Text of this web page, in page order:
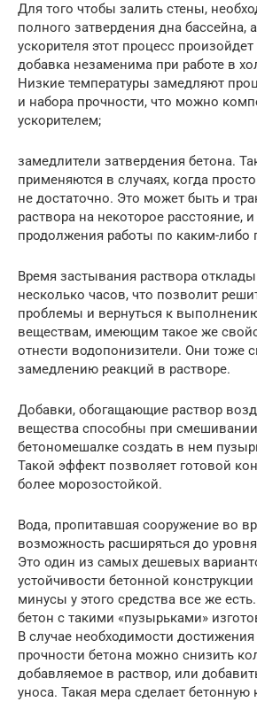
Для того чтобы залить стены,
полного затвердения дна бассейна,
ускорителя этот процесс
добавка незаменима при работе в
Низкие температуры замедляют
и набора прочности, что можно
ускорителем;
замедлители затвердения бетона.
применяются в случаях, когда
не достаточно. Это может быть и
раствора на некоторое расстояние,
продолжения работы по каким-либо
Время застывания раствора
несколько часов, что позволит
проблемы и вернуться к
веществам, имеющим такое же
отнести водопонизители. Они тоже
замедлению реакций в растворе.
Добавки, обогащающие раствор
вещества способны при
бетономешалке создать в нем
Такой эффект позволяет готовой
более морозостойкой.
Вода, пропитавшая сооружение во
возможность расширяться до
Это один из самых дешевых
устойчивости бетонной
минусы у этого средства все же
бетон с такими «пузырьками»
В случае необходимости
прочности бетона можно снизить
добавляемое в раствор, или
уноса. Такая мера сделает бетонную